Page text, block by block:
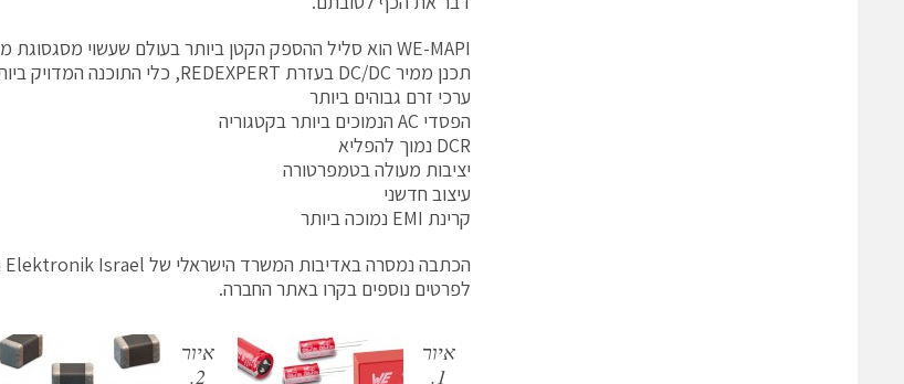
WE-MAPI הוא סליל ההספק הקטן ביותר בעולם שעשוי מסגסוגת מתכת. יעילותו חסרת תקדים.
תכנן ממיר DC/DC בעזרת REDEXPERT, כלי התוכנה המדויק ביותר לחישוב הפסדי AC.
ערכי זרם גבוהים ביותר
הפסדי AC הנמוכים ביותר בקטגוריה
DCR נמוך להפליא
יציבות מעולה בטמפרטורה
עיצוב חדשני
קרינת EMI נמוכה ביותר
הכתבה נמסרה באדיבות המשרד הישראלי של Wurth Elektronik Israel.
לפרטים נוספים בקרו באתר החברה.
איור
1.
איור
2.